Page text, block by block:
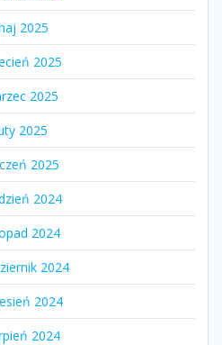
2025
2025
2025
2025
2025
2024
2024
2024
2024
2024